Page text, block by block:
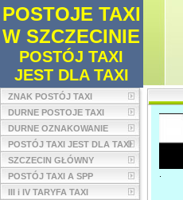
POSTOJE TAXI
W SZCZECINIE
POSTÓJ TAXI
JEST DLA TAXI
ZNAK POSTÓJ TAXI
DURNE POSTOJE TAXI
DURNE OZNAKOWANIE
POSTÓJ TAXI JEST DLA TAXI
SZCZECIN GŁÓWNY
POSTÓJ TAXI A SPP
III i IV TARYFA TAXI